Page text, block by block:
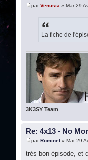
parVenusia » Mar 29
La fiche de
3K3SY Team
Re: 4x13 - No
par Rominet» Mar 29
très bon épisode, et